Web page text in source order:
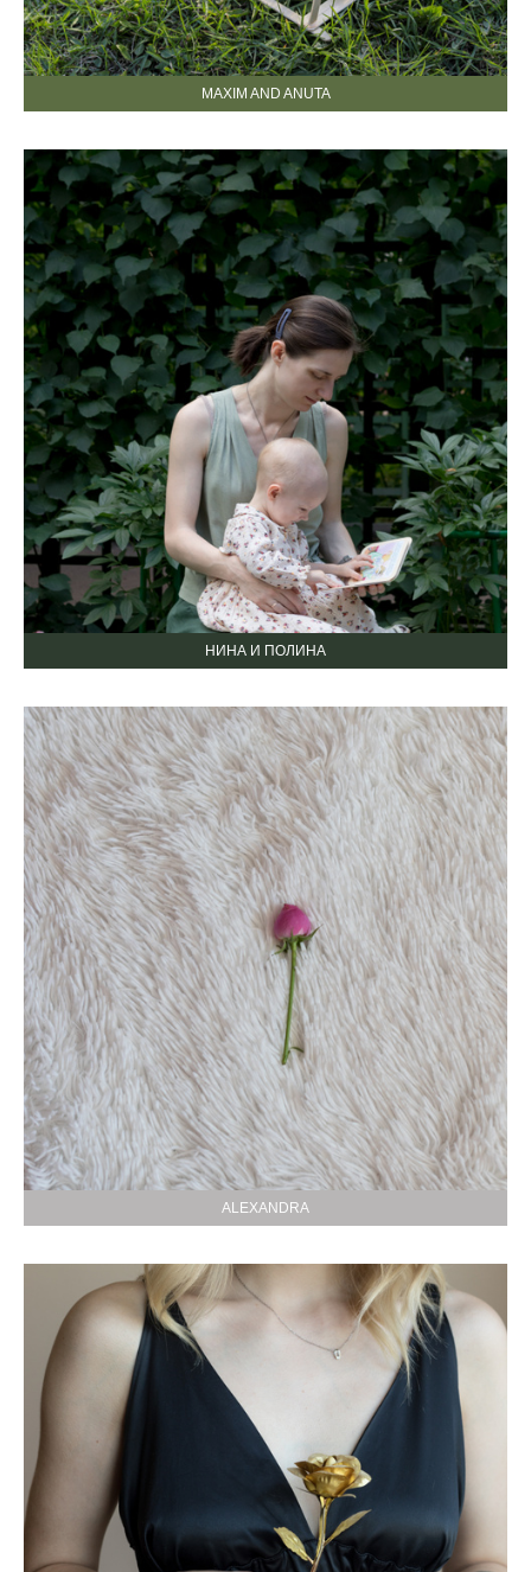
MAXIM AND ANUTA
НИНА И ПОЛИНА
ALEXANDRA